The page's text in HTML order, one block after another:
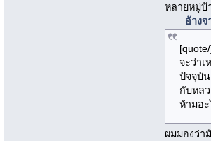
หลายหมู่บ้
อ้าง
จะว่า
ปัจจุบั
กับหล
ห้ามอ
ผมมองว่า